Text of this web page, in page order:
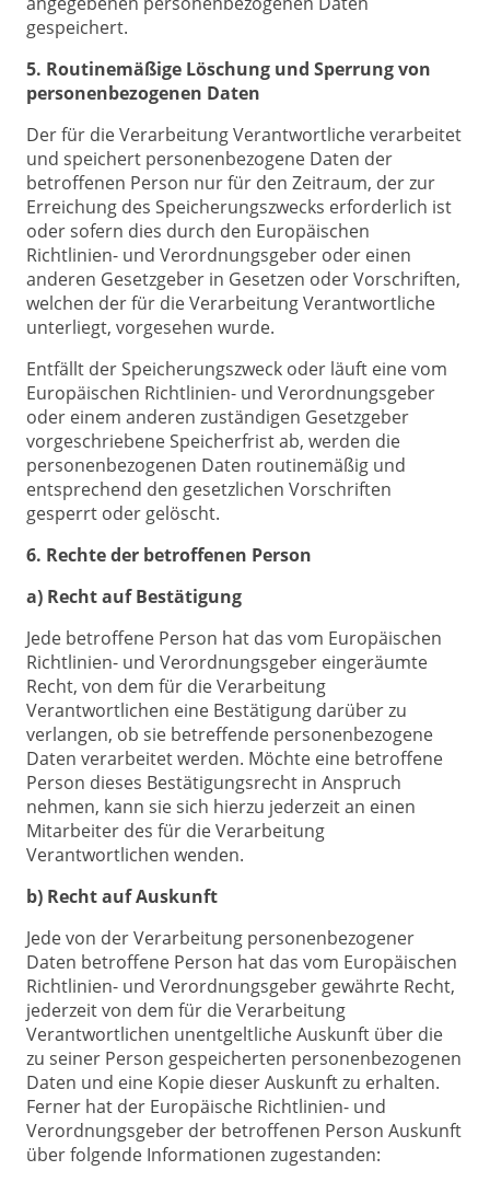
gespeichert.
5. Routinemäßige Löschung und Sperrung von
personenbezogenen Daten
Der für die Verarbeitung Verantwortliche verarbeitet
und speichert personenbezogene Daten der
betroffenen Person nur für den Zeitraum, der zur
Erreichung des Speicherungszwecks erforderlich ist
oder sofern dies durch den Europäischen
Richtlinien- und Verordnungsgeber oder einen
anderen Gesetzgeber in Gesetzen oder Vorschriften,
welchen der für die Verarbeitung Verantwortliche
unterliegt, vorgesehen wurde.
Entfällt der Speicherungszweck oder läuft eine vom
Europäischen Richtlinien- und Verordnungsgeber
oder einem anderen zuständigen Gesetzgeber
vorgeschriebene Speicherfrist ab, werden die
personenbezogenen Daten routinemäßig und
entsprechend den gesetzlichen Vorschriften
gesperrt oder gelöscht.
6. Rechte der betroffenen Person
a) Recht auf Bestätigung
Jede betroffene Person hat das vom Europäischen
Richtlinien- und Verordnungsgeber eingeräumte
Recht, von dem für die Verarbeitung
Verantwortlichen eine Bestätigung darüber zu
verlangen, ob sie betreffende personenbezogene
Daten verarbeitet werden. Möchte eine betroffene
Person dieses Bestätigungsrecht in Anspruch
nehmen, kann sie sich hierzu jederzeit an einen
Mitarbeiter des für die Verarbeitung
Verantwortlichen wenden.
b) Recht auf Auskunft
Jede von der Verarbeitung personenbezogener
Daten betroffene Person hat das vom Europäischen
Richtlinien- und Verordnungsgeber gewährte Recht,
jederzeit von dem für die Verarbeitung
Verantwortlichen unentgeltliche Auskunft über die
zu seiner Person gespeicherten personenbezogenen
Daten und eine Kopie dieser Auskunft zu erhalten.
Ferner hat der Europäische Richtlinien- und
Verordnungsgeber der betroffenen Person Auskunft
über folgende Informationen zugestanden: